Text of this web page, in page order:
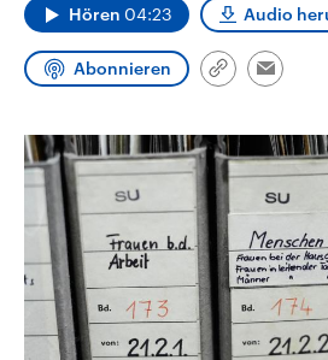
Wahl. Hören 04:23 Audio
Abonnieren
Link
Email